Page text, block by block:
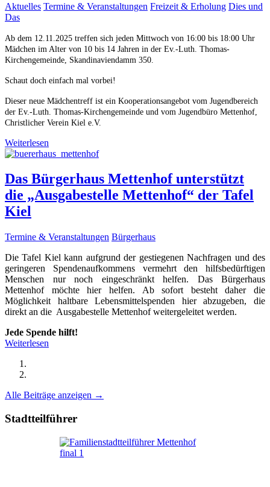
Aktuelles Termine & Veranstaltungen Freizeit & Erholung Dies und
Das
Ab dem 12.11.2025 treffen sich jeden Mittwoch von 16:00 bis 18:00 Uhr
Mädchen im Alter von 10 bis 14 Jahren in der Ev.-Luth. Thomas-
Kirchengemeinde, Skandinaviendamm 350.
Schaut doch einfach mal vorbei!
Dieser neue Mädchentreff ist ein Kooperationsangebot vom Jugendbereich
der Ev.-Luth. Thomas-Kirchengemeinde und vom Jugendbüro Mettenhof,
Christlicher Verein Kiel e.V.
Weiterlesen
Das Bürgerhaus Mettenhof unterstützt
die „Ausgabestelle Mettenhof“ der Tafel
Kiel
Termine & Veranstaltungen Bürgerhaus
Die Tafel Kiel kann aufgrund der gestiegenen Nachfragen und des
geringeren Spendenaufkommens vermehrt den hilfsbedürftigen
Menschen nur noch eingeschränkt helfen. Das Bürgerhaus
Mettenhof möchte hier helfen. Ab sofort besteht daher die
Möglichkeit haltbare Lebensmittelspenden hier abzugeben, die
direkt an die Ausgabestelle Mettenhof weitergeleitet werden.
Jede Spende hilft!
Weiterlesen
Alle Beiträge anzeigen →
Stadtteilführer